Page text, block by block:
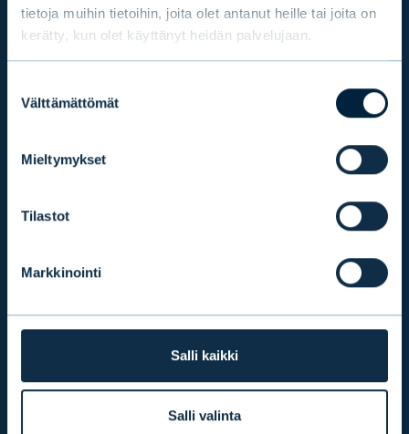
tietoja muihin tietoihin, joita olet antanut heille tai joita on
kerätty, kun olet käyttänyt heidän palvelujaan.
valinta
Välttämättömät
Mieltymykset
Tilastot
Markkinointi
Salli kaikki
Salli valinta
YHTEYDENOTTOPYYNTÖ
TULE ASIAKKAAKSI
+358 9 476 690